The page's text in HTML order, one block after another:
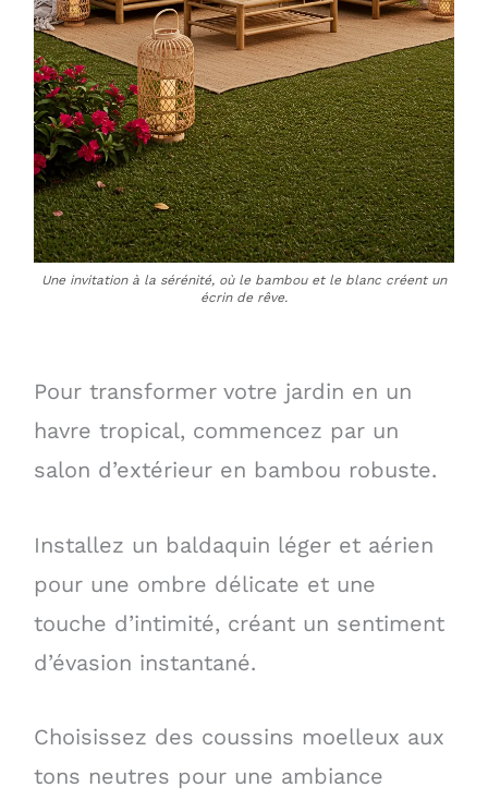
Une invitation à la sérénité, où le bambou et le blanc créent un
écrin de rêve.
Pour transformer votre jardin en un
havre tropical, commencez par un
salon d’extérieur en bambou robuste.
Installez un baldaquin léger et aérien
pour une ombre délicate et une
touche d’intimité, créant un sentiment
d’évasion instantané.
Choisissez des coussins moelleux aux
tons neutres pour une ambiance